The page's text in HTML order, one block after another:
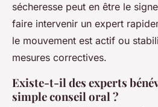
sécheresse peut en être le
faire intervenir un expert
le mouvement est actif ou
mesures correctives.
Existe-t-il des experts
simple conseil oral ?